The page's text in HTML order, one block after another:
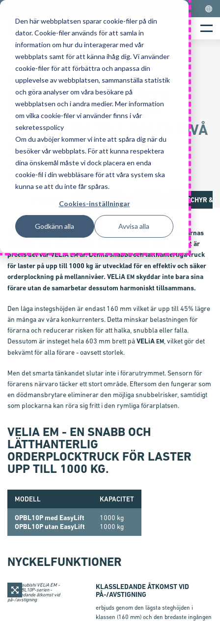
Den här webbplatsen sparar cookie-filer på din
dator. Cookie-filer används för att samla in
information om hur du interagerar med vår
webbplats samt för att känna ihåg dig. Vi använder
cookie-filer för att förbättra och anpassa din
upplevelse av webbplatsen, sammanställa statistik
och göra analyser om våra besökare på
webbplatsen och i andra medier. Mer information
om vilka cookie-filer vi använder finns i vår
sekretesspolicy
Om du avböjer kommer vi inte att spåra dig när du
besöker vår webbplats. För att kunna respektera
dina önskemål måste vi dock placera en enda
cookie-fil i din webbläsare för att våra system ska
kunna se att du inte får spåras.
Cookies-inställningar
Godkänn alla Avvisa alla
Skip
Home
Menu
OPBL10P-serien
DEN SNABBA OCH LÄTTA
ORDERPLOCKTRUCKEN
SOM TAR DIG TILL NÄSTA NIVÅ
24 Volt
AC-drift
ÖVERSIKT FUNKTIONER BROSCHYR &
VELIA EM - EN SNABB OCH
LÄTTHANTERLIG
ORDERPLOCKTRUCK FÖR LASTER
UPP TILL 1000 KG.
Vid orderplockning, där arbetstrycket är högt, prövas truckarnas
kapacitet - och det är bara de starkaste som blir kvar. Och det är
precis det vårVELiA EMär. Denna snabba och lätthanterliga truck
för laster på upp till 1000 kg är utvecklad för en effektiv och säker
orderplockning på mellannivåer. VELiA EM skyddar inte bara sina
förare utan de samarbetar dessutom harmoniskt tillsammans.
Den låga instegshöjden är endast 160 mm vilket är upp till 45% lägre
än många av våra konkurrenters. Detta minskar belastningen för
förarna och reducerar risken för att halka, snubbla eller falla.
Dessutom är insteget hela 603 mm brett påVELiA EM , vilket gör det
bekvämt för alla förare - oavsett storlek.
Men det smarta tänkandet slutar inte i förarutrymmet. Sensorn för
förarens närvaro täcker ett stort område. Eftersom den fungerar som
en dödmansbrytare eliminerar den möjliga snubbelrisker, samtidigt
som plockarna kan röra sig fritt i den rymliga förarplatsen.
MODELL KAPACITET
OPBL10P med EasyLift
1000 kg
OPBL10P utan EasyLift
1000 kg
NYCKELFUNKTIONER
KLASSLEDANDE ÅTKOMST VID
PÅ-/AVSTIGNING
erbjuds genom den lägsta steghöjden i
klassen (160 mm) och den bredaste ingången